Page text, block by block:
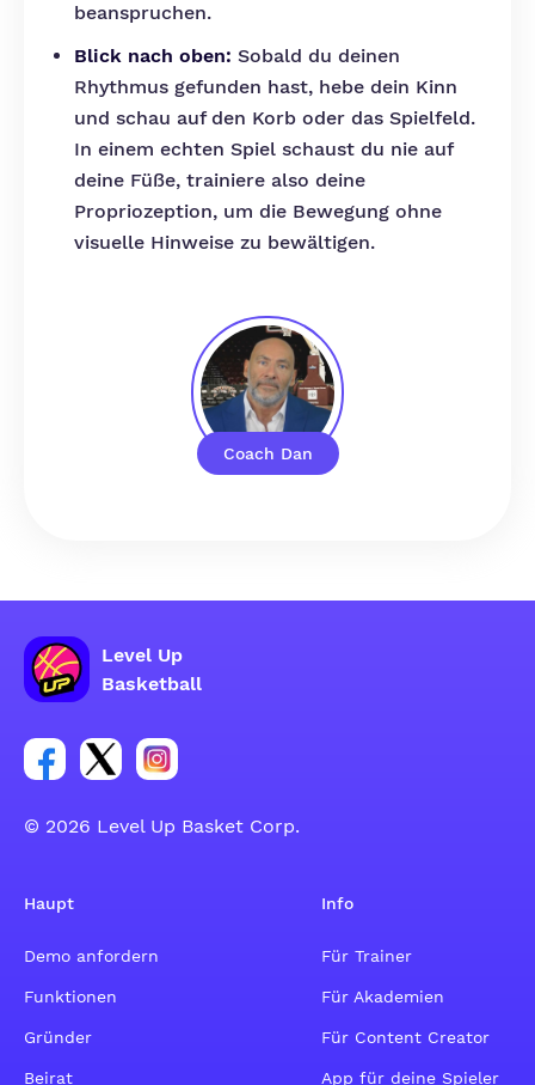
Coach Dan
beanspruchen.
Blick nach oben: Sobald du deinen
Rhythmus gefunden hast, hebe dein Kinn
und schau auf den Korb oder das Spielfeld.
In einem echten Spiel schaust du nie auf
deine Füße, trainiere also deine
Propriozeption, um die Bewegung ohne
visuelle Hinweise zu bewältigen.
Level Up
Basketball
Link zur Facebook-Gruppe
Link zum Tweeter-Account
Link zum Instagram-Account
© 2026 Level Up Basket Corp.
Haupt
Demo anfordern
Funktionen
Gründer
Beirat
Info
Für Trainer
Für Akademien
Für Content Creator
App für deine Spieler